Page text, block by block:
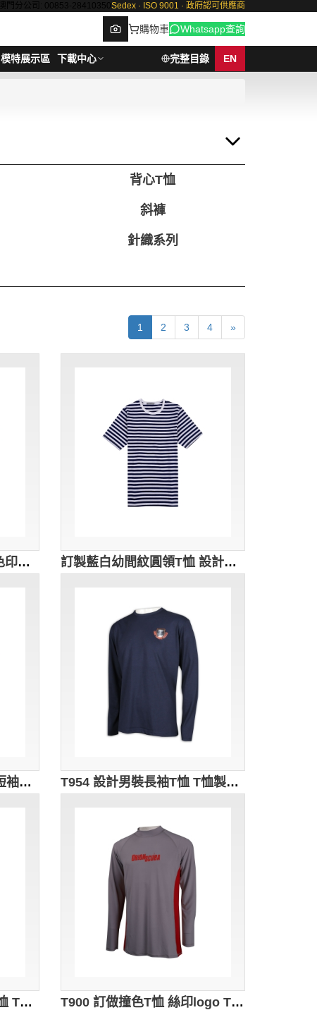
澳門分公司: 00853-28410350 Sedex · ISO 9001 · 政府認可供應商
購物車 Whatsapp查詢
模特展示區 下載中心 完整目錄 EN
背心T恤
斜褲
針織系列
1 2 3 4 »
設計圓領時尚T恤 時尚白色印花logoT恤 個性T恤設計 時尚T恤設計 T恤供應商 T1130 訂製藍白幼間紋圓領T恤 設計男裝夏季團體T恤 透氣 舒適 清爽 精緻車線 拓展活動 公益活動 T1109
T1009 訂做圓領T恤 設計短袖T恤 圓領 短袖 印花 男裝 教會衫 T恤生產商 湖綠色 T954 設計男裝長袖T恤 T恤製造商 寶藍色 薄長t恤
T903 設計男士圓領長袖T恤 T恤製衣廠 黑色 T900 訂做撞色T恤 絲印logo T恤 T恤製造商 灰色 薄長t恤